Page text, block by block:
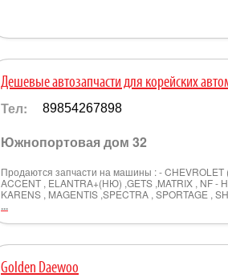
Дешевые автозапчасти для корейских
Тел: 89854267898
Южнопортовая дом 32
Продаются запчасти на машины : - CHEVROLET
ACCENT , ELANTRA+(НЮ) ,GETS ,MATRIX , NF -
KARENS , MAGENTIS ,SPECTRA , SPORTAGE ,
...
Golden Daewoo